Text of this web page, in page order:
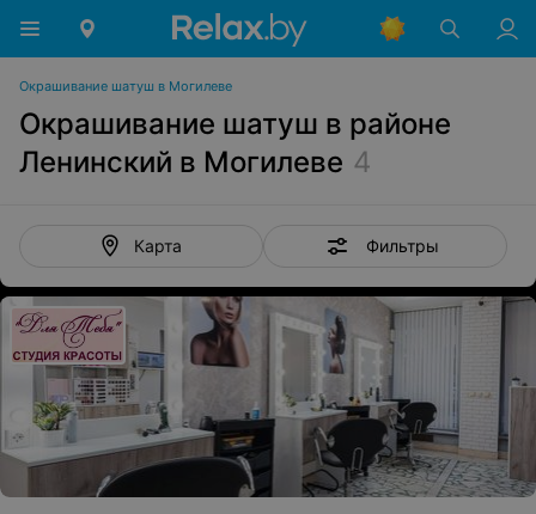
Окрашивание шатуш в Могилеве
Окрашивание шатуш в районе
Ленинский в Могилеве 4
Карта Фильтры